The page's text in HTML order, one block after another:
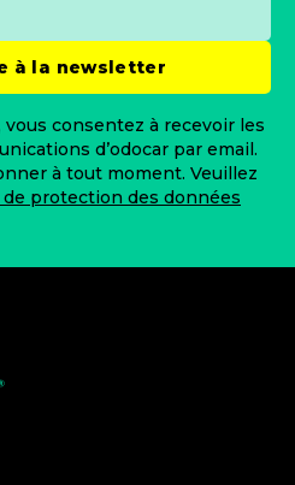
à la newsletter
consentez à recevoir les
d’odocar par email.
à tout moment. Veuillez
protection des données